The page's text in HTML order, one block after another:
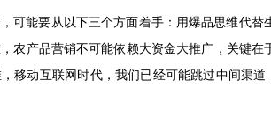
能要从以下三个方面着手：用爆品思维代替
农产品营销不可能依赖大资金大推广，关键
移动互联网时代，我们已经可能跳过中间渠